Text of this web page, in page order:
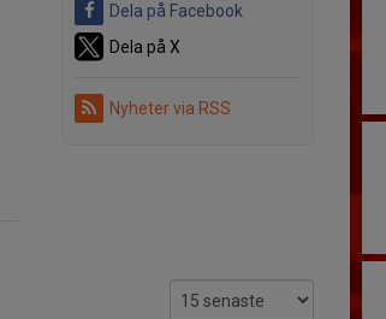
Dela på Facebook
Dela på X
Nyheter via RSS